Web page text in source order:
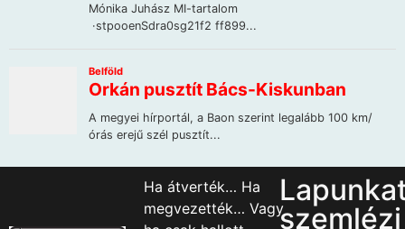
Ha átverték… Ha
megvezették… Vagyszemlézi